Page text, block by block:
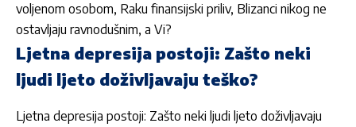
voljenom osobom, Raku finansijski priliv, Blizanci nikog ne
ostavljaju ravnodušnim, a Vi?
Ljetna depresija postoji: Zašto neki
ljudi ljeto doživljavaju teško?
Ljetna depresija postoji: Zašto neki ljudi ljeto doživljavaju